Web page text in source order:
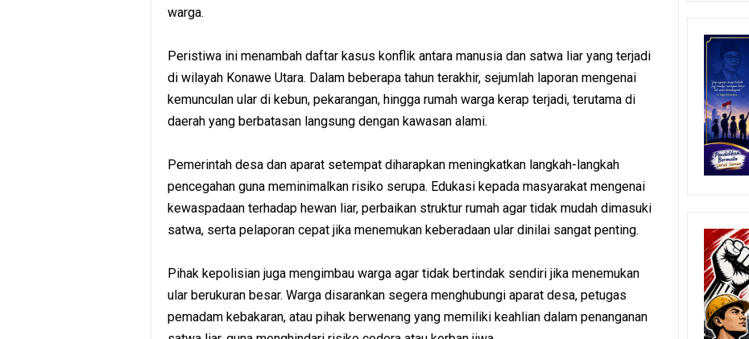
warga.
Peristiwa ini menambah daftar kasus konflik antara manusia dan satwa liar yang terjadi
di wilayah Konawe Utara. Dalam beberapa tahun terakhir, sejumlah laporan mengenai
kemunculan ular di kebun, pekarangan, hingga rumah warga kerap terjadi, terutama di
daerah yang berbatasan langsung dengan kawasan alami.
Pemerintah desa dan aparat setempat diharapkan meningkatkan langkah-langkah
pencegahan guna meminimalkan risiko serupa. Edukasi kepada masyarakat mengenai
kewaspadaan terhadap hewan liar, perbaikan struktur rumah agar tidak mudah dimasuki
satwa, serta pelaporan cepat jika menemukan keberadaan ular dinilai sangat penting.
Pihak kepolisian juga mengimbau warga agar tidak bertindak sendiri jika menemukan
ular berukuran besar. Warga disarankan segera menghubungi aparat desa, petugas
pemadam kebakaran, atau pihak berwenang yang memiliki keahlian dalam penanganan